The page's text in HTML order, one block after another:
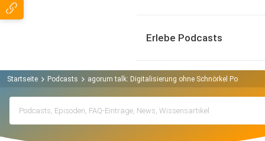
Erlebe Podcasts
Startseite Podcasts agorum talk: Digitalisierung ohne Schnörkel Podcast